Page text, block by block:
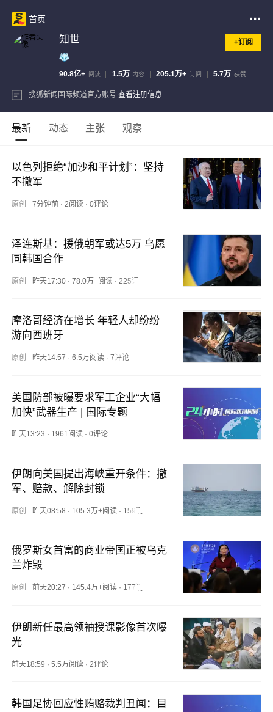
首页
知世 +订阅
90.8亿+ 阅读 1.5万 内容 205.1万+ 订阅 5.7万 获赞
搜狐新闻国际频道官方账号 查看注册信息
最新 动态 主张 观察
以色列拒绝“加沙和平计划”：坚持
不撤军
原创 7分钟前· 2阅读· 0评论
泽连斯基：援俄朝军或达5万 乌愿
同韩国合作
原创 昨天17:30· 78.0万+阅读· 225评论
摩洛哥经济在增长 年轻人却纷纷
游向西班牙
原创 昨天14:57 · 6.5万阅读· 7评论
美国防部被曝要求军工企业“大幅
加快”武器生产 | 国际专题
昨天13:23 · 1961阅读 ·0评论
伊朗向美国提出海峡重开条件：撤
军、赔款、解除封锁
原创 昨天08:58 · 105.3万+阅读· 159评论
俄罗斯女首富的商业帝国正被乌克
兰炸毁
原创 前天20:27 · 145.4万+阅读· 177评论
伊朗新任最高领袖授课影像首次曝
光
前天18:59 ·5.5万阅读 · 2评论
韩国足协回应性贿赂裁判丑闻：目